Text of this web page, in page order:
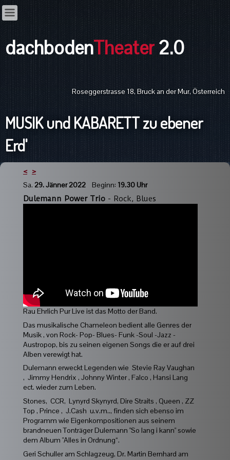
dachbodenTheater2.0
Roseggerstrasse 18, Bruck an der Mur, Österreich
MUSIK und KABARETT zu ebener
Erd'
< >
Sa. 29. Jänner 2022 Beginn: 19.30 Uhr
Dulemann Power Trio - Rock, Blues
Rau Ehrlich Pur Live ist das Motto der Band.
Das musikalische Chameleon bedient alle Genres der
Musik , von Rock- Pop- Blues- Funk -Soul -Jazz -
Austropop, bis zu seinen eigenen Songs die er auf drei
Alben verewigt hat.
Dulemann erweckt Legenden wie Stevie Ray Vaughan
, Jimmy Hendrix , Johnny Winter , Falco , Hansi Lang
ect. wieder zum Leben.
Stones, CCR, Lynyrd Skynyrd, Dire Straits , Queen , ZZ
Top , Prince , J.Cash u.v.m.., finden sich ebenso im
Programm wie Eigenkompositionen aus seinem
brandneuen Tonträger Dulemann "So lang i kann" sowie
dem Album "Alles in Ordnung“.
Geri Schuller am Schlagzeug, Dr. Martin Bernhard am